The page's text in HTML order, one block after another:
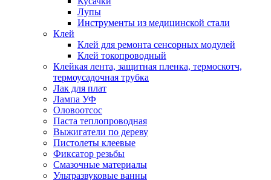
Лупы
Инструменты из медицинской стали
Клей
Клей для ремонта сенсорных модулей
Клей токопроводный
Клейкая лента, защитная пленка, термоскотч,
термоусадочная трубка
Лак для плат
Лампа УФ
Оловоотсос
Паста теплопроводная
Выжигатели по дереву
Пистолеты клеевые
Фиксатор резьбы
Смазочные материалы
Ультразвуковые ванны